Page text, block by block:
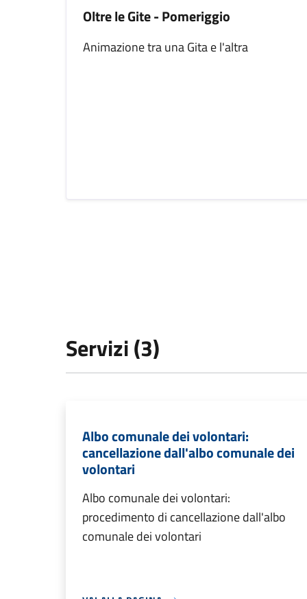
Oltre le Gite - Pomeriggio
Animazione tra una Gita e l'altra
Servizi (3)
Albo comunale dei volontari:
cancellazione dall'albo comunale dei
volontari
Albo comunale dei volontari:
procedimento di cancellazione dall'albo
comunale dei volontari